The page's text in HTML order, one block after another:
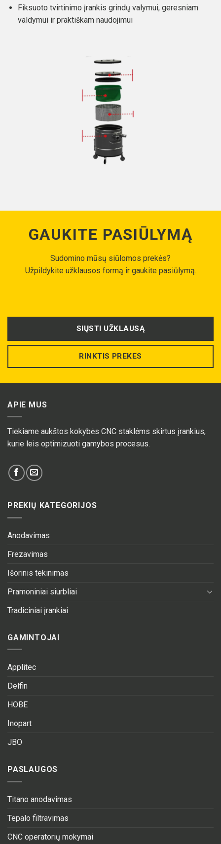
Fiksuoto tvirtinimo įrankis grindų valymui, geresniam
valdymui ir praktiškam naudojimui
GAUKITE PASIŪLYMĄ
Sudomino mūsų siūlomos prekės?
Užpildykite užklausos formą ir gaukite pasiūlymą.
SIŲSTI UŽKLAUSĄ
RINKTIS PREKES
APIE MUS
Tiekiame aukštos kokybės CNC staklėms skirtus įrankius,
kurie leis optimizuoti gamybos procesus.
PREKIŲ KATEGORIJOS
Anodavimas
Frezavimas
Išorinis tekinimas
Pramoniniai siurbliai
Tradiciniai įrankiai
GAMINTOJAI
Applitec
Delfin
HOBE
Inopart
JBO
PASLAUGOS
Titano anodavimas
Tepalo filtravimas
CNC operatorių mokymai